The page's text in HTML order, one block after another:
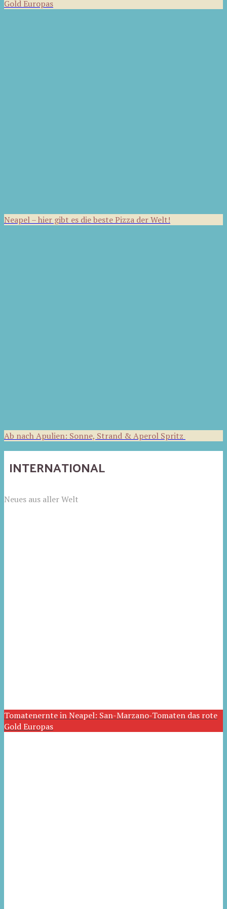
Gold Europas
Neapel – hier gibt es die beste Pizza der Welt!
Ab nach Apulien: Sonne, Strand & Aperol Spritz
INTERNATIONAL
Neues aus aller Welt
Tomatenernte in Neapel: San-Marzano-Tomaten das rote
Gold Europas